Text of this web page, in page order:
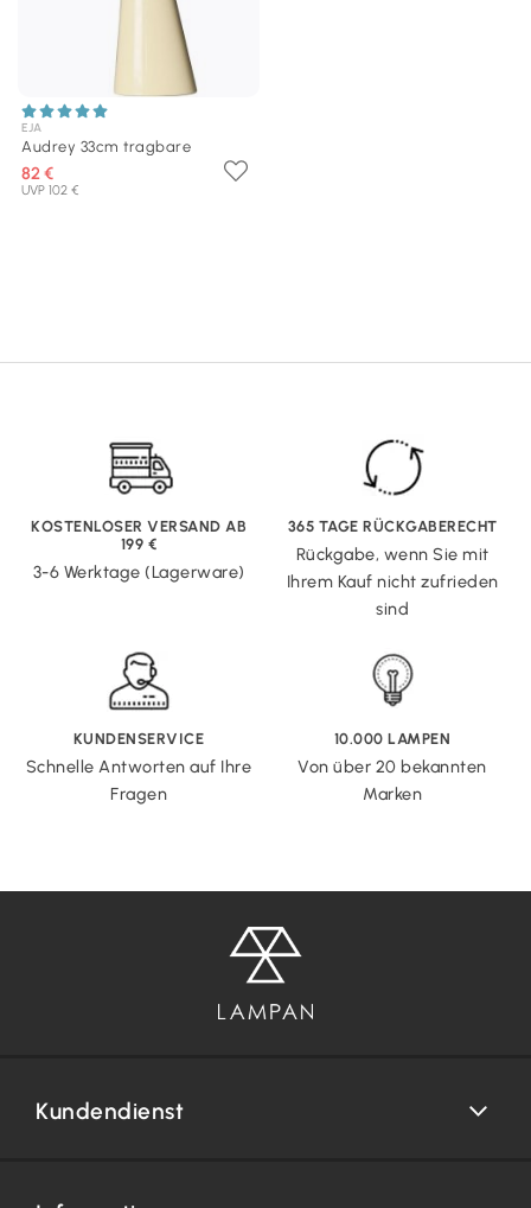
EJA
Audrey 33cm tragbare
82 €
UVP 102 €
KOSTENLOSER VERSAND AB
199 €
3-6 Werktage (Lagerware)
365 TAGE RÜCKGABERECHT
Rückgabe, wenn Sie mit
Ihrem Kauf nicht zufrieden
sind
KUNDENSERVICE
Schnelle Antworten auf Ihre
Fragen
10.000 LAMPEN
Von über 20 bekannten
Marken
Kundendienst